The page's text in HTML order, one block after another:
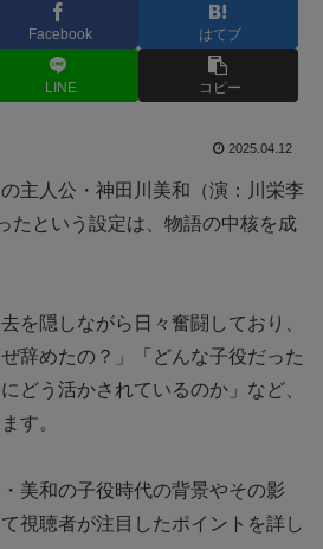
Facebook はてブ
LINE コピー
2025.04.12
主人公・神田川美和（演：川栄李
たという設定は、物語の中核を成
を隠しながら日々奮闘しており、
辞めたの？」「どんな子役だった
どう活かされているのか」など、
す。
美和の子役時代の背景やその影
視聴者が注目したポイントを詳し